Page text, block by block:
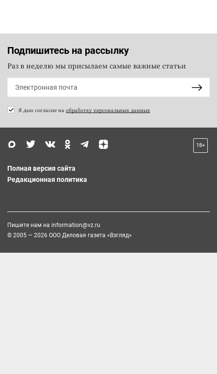
Подпишитесь на рассылку
Раз в неделю мы присылаем самые важные статьи
Я даю согласие на обработку персональных данных
18+
Полная версия сайта
Редакционная политика
Пишите нам на information@vz.ru
© 2005 — 2026 ООО Деловая газета «Взгляд»